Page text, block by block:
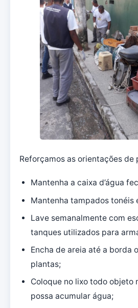
Reforçamos as orientações de
Mantenha a caixa d’água
Mantenha tampados tonéis
Lave semanalmente com
tanques utilizados para
Encha de areia até a borda
plantas;
Coloque no lixo todo objeto
possa acumular água;